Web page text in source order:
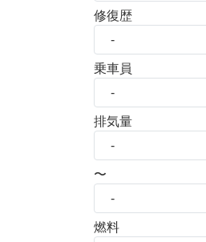
修復歴
乗車員
排気量
〜
燃料